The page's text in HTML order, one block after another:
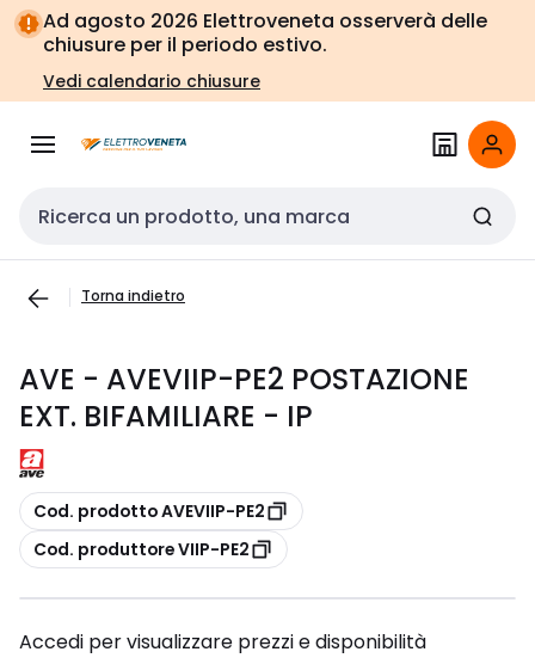
Vai alla
navigazione
Vai
alla
pagina
Ad agosto 2026 Elettroveneta osserverà delle
chiusure per il periodo estivo.
Vedi calendario chiusure
Cerca input
Torna indietro
AVE - AVEVIIP-PE2 POSTAZIONE
EXT. BIFAMILIARE - IP
copia
Cod. prodotto AVEVIIP-PE2
copia
Cod. produttore VIIP-PE2
Accedi per visualizzare prezzi e disponibilità